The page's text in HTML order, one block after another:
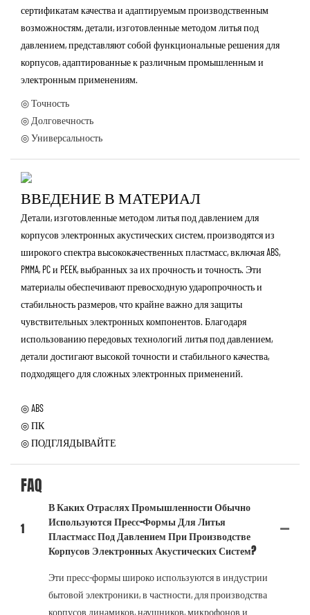
сертификатам качества и адаптируемым производственным
возможностям, детали, изготовленные методом литья под
давлением, представляют собой функциональные решения для
корпусов, адаптированные к различным промышленным и
электронным применениям.
◎ Точность
◎ Долговечность
◎ Универсальность
ВВЕДЕНИЕ В МАТЕРИАЛ
Детали, изготовленные методом литья под давлением для
корпусов электронных акустических систем, производятся из
широкого спектра высококачественных пластмасс, включая ABS,
PMMA, PC и PEEK, выбранных за их прочность и точность. Эти
материалы обеспечивают превосходную ударопрочность и
стабильность размеров, что крайне важно для защиты
чувствительных электронных компонентов. Благодаря
использованию передовых технологий литья под давлением,
детали достигают высокой точности и стабильного качества,
подходящего для сложных электронных применений.
◎ ABS
◎ ПК
◎ ПОДГЛЯДЫВАЙТЕ
FAQ
1
В Каких Отраслях Промышленности Обычно
Используются Пресс-Формы Для Литья
Пластмасс Под Давлением При Производстве
Корпусов Электронных Акустических Систем?
Эти пресс-формы широко используются в индустрии
бытовой электроники, в частности, для производства
корпусов динамиков, наушников, микрофонов и